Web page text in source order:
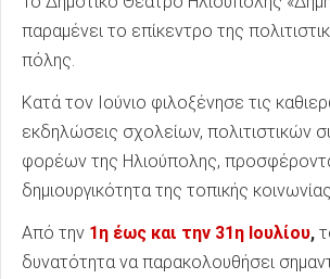
παραμένει το επίκεντρο της
πόλης.
Κατά τον Ιούνιο φιλοξένησε τις
εκδηλώσεις σχολείων, πολιτιστικών
φορέων της Ηλιούπολης,
δημιουργικότητα της τοπικής κοινωνίας.
Από την 1η έως και την 31η Ιουλίου,
δυνατότητα να παρακολουθήσει